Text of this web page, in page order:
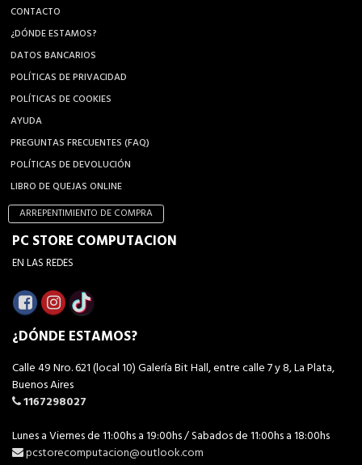
CONTACTO
¿DÓNDE ESTAMOS?
DATOS BANCARIOS
POLÍTICAS DE PRIVACIDAD
POLÍTICAS DE COOKIES
AYUDA
PREGUNTAS FRECUENTES (FAQ)
POLÍTICAS DE DEVOLUCIÓN
LIBRO DE QUEJAS ONLINE
ARREPENTIMIENTO DE COMPRA
PC STORE COMPUTACION
EN LAS REDES
¿DÓNDE ESTAMOS?
Calle 49 Nro. 621 (local 10) Galería Bit Hall, entre calle 7 y 8, La Plata,
Buenos Aires
1167298027
Lunes a Viernes de 11:00hs a 19:00hs / Sabados de 11:00hs a 18:00hs
pcstorecomputacion@outlook.com